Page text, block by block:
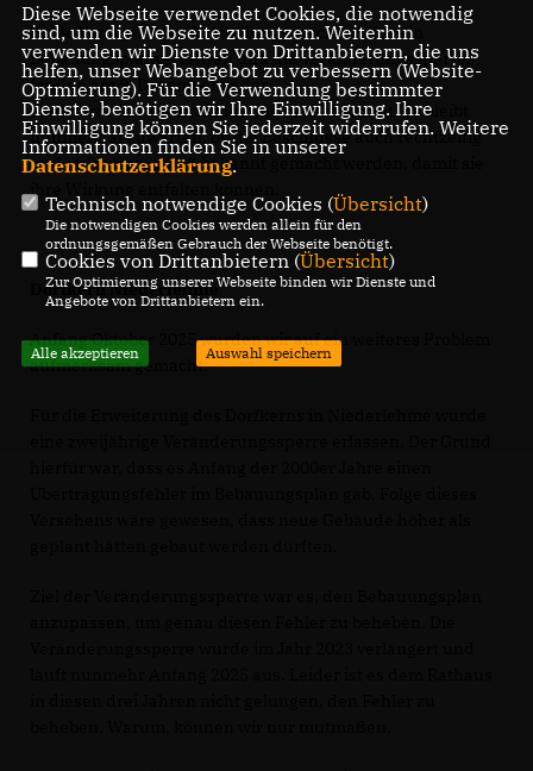
Beide Vorlagen, der Aufstellungsbeschluss für ein
Bebauungsplanverfahren und die Veränderungssperre,
fanden am 9. Dezember in der
Stadtverordnetenversammlung eine Mehrheit. Es bleibt
nunmehr abzuwarten, ob die Beschlüsse auch rechtzeitig
und ordnungsgemäß bekannt gemacht werden, damit sie
ihre Wirkung entfalten können.
Dorfkern Niederlehme
Anfang Oktober 2025 wurden wir auf ein weiteres Problem
aufmerksam gemacht:
Diese Webseite verwendet Cookies, die notwendig
sind, um die Webseite zu nutzen. Weiterhin
verwenden wir Dienste von Drittanbietern, die uns
helfen, unser Webangebot zu verbessern (Website-
Optmierung). Für die Verwendung bestimmter
Dienste, benötigen wir Ihre Einwilligung. Ihre
Einwilligung können Sie jederzeit widerrufen. Weitere
Informationen finden Sie in unserer
Datenschutzerklärung.
Technisch notwendige Cookies (Übersicht)
Die notwendigen Cookies werden allein für den
ordnungsgemäßen Gebrauch der Webseite benötigt.
Cookies von Drittanbietern (Übersicht)
Zur Optimierung unserer Webseite binden wir Dienste und
Angebote von Drittanbietern ein.
Alle akzeptieren Auswahl speichern